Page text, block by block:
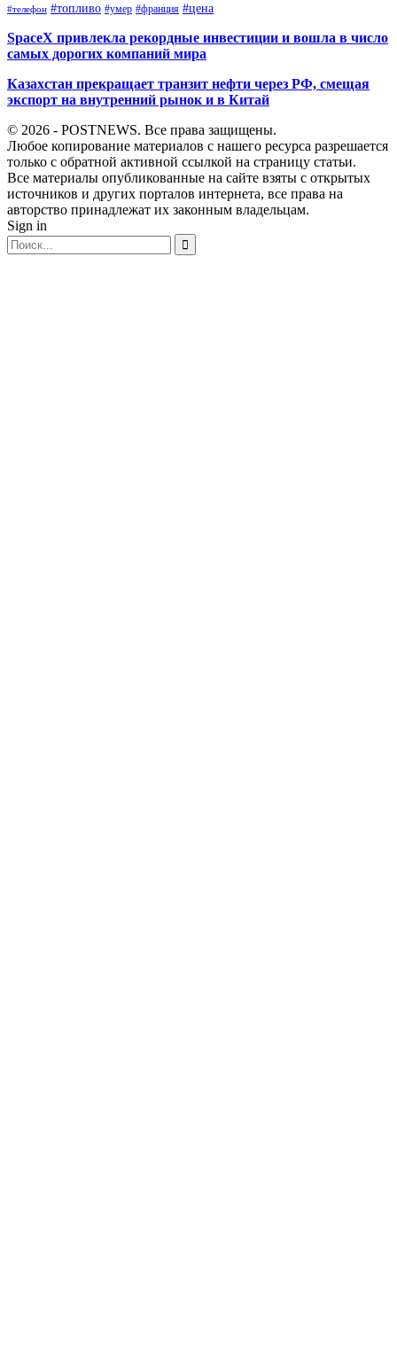
#телефон #топливо #умер #франция #цена
SpaceX привлекла рекордные инвестиции и вошла в число
самых дорогих компаний мира
Казахстан прекращает транзит нефти через РФ, смещая
экспорт на внутренний рынок и в Китай
© 2026 - POSTNEWS. Все права защищены.
Любое копирование материалов с нашего ресурса разрешается
только с обратной активной ссылкой на страницу статьи.
Все материалы опубликованные на сайте взяты с открытых
источников и других порталов интернета, все права на
авторство принадлежат их законным владельцам.
Sign in